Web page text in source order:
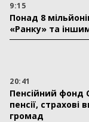
9:15
Понад 8
«Ранку» та
20:41
Пенсійний фонд
пенсії,
громад